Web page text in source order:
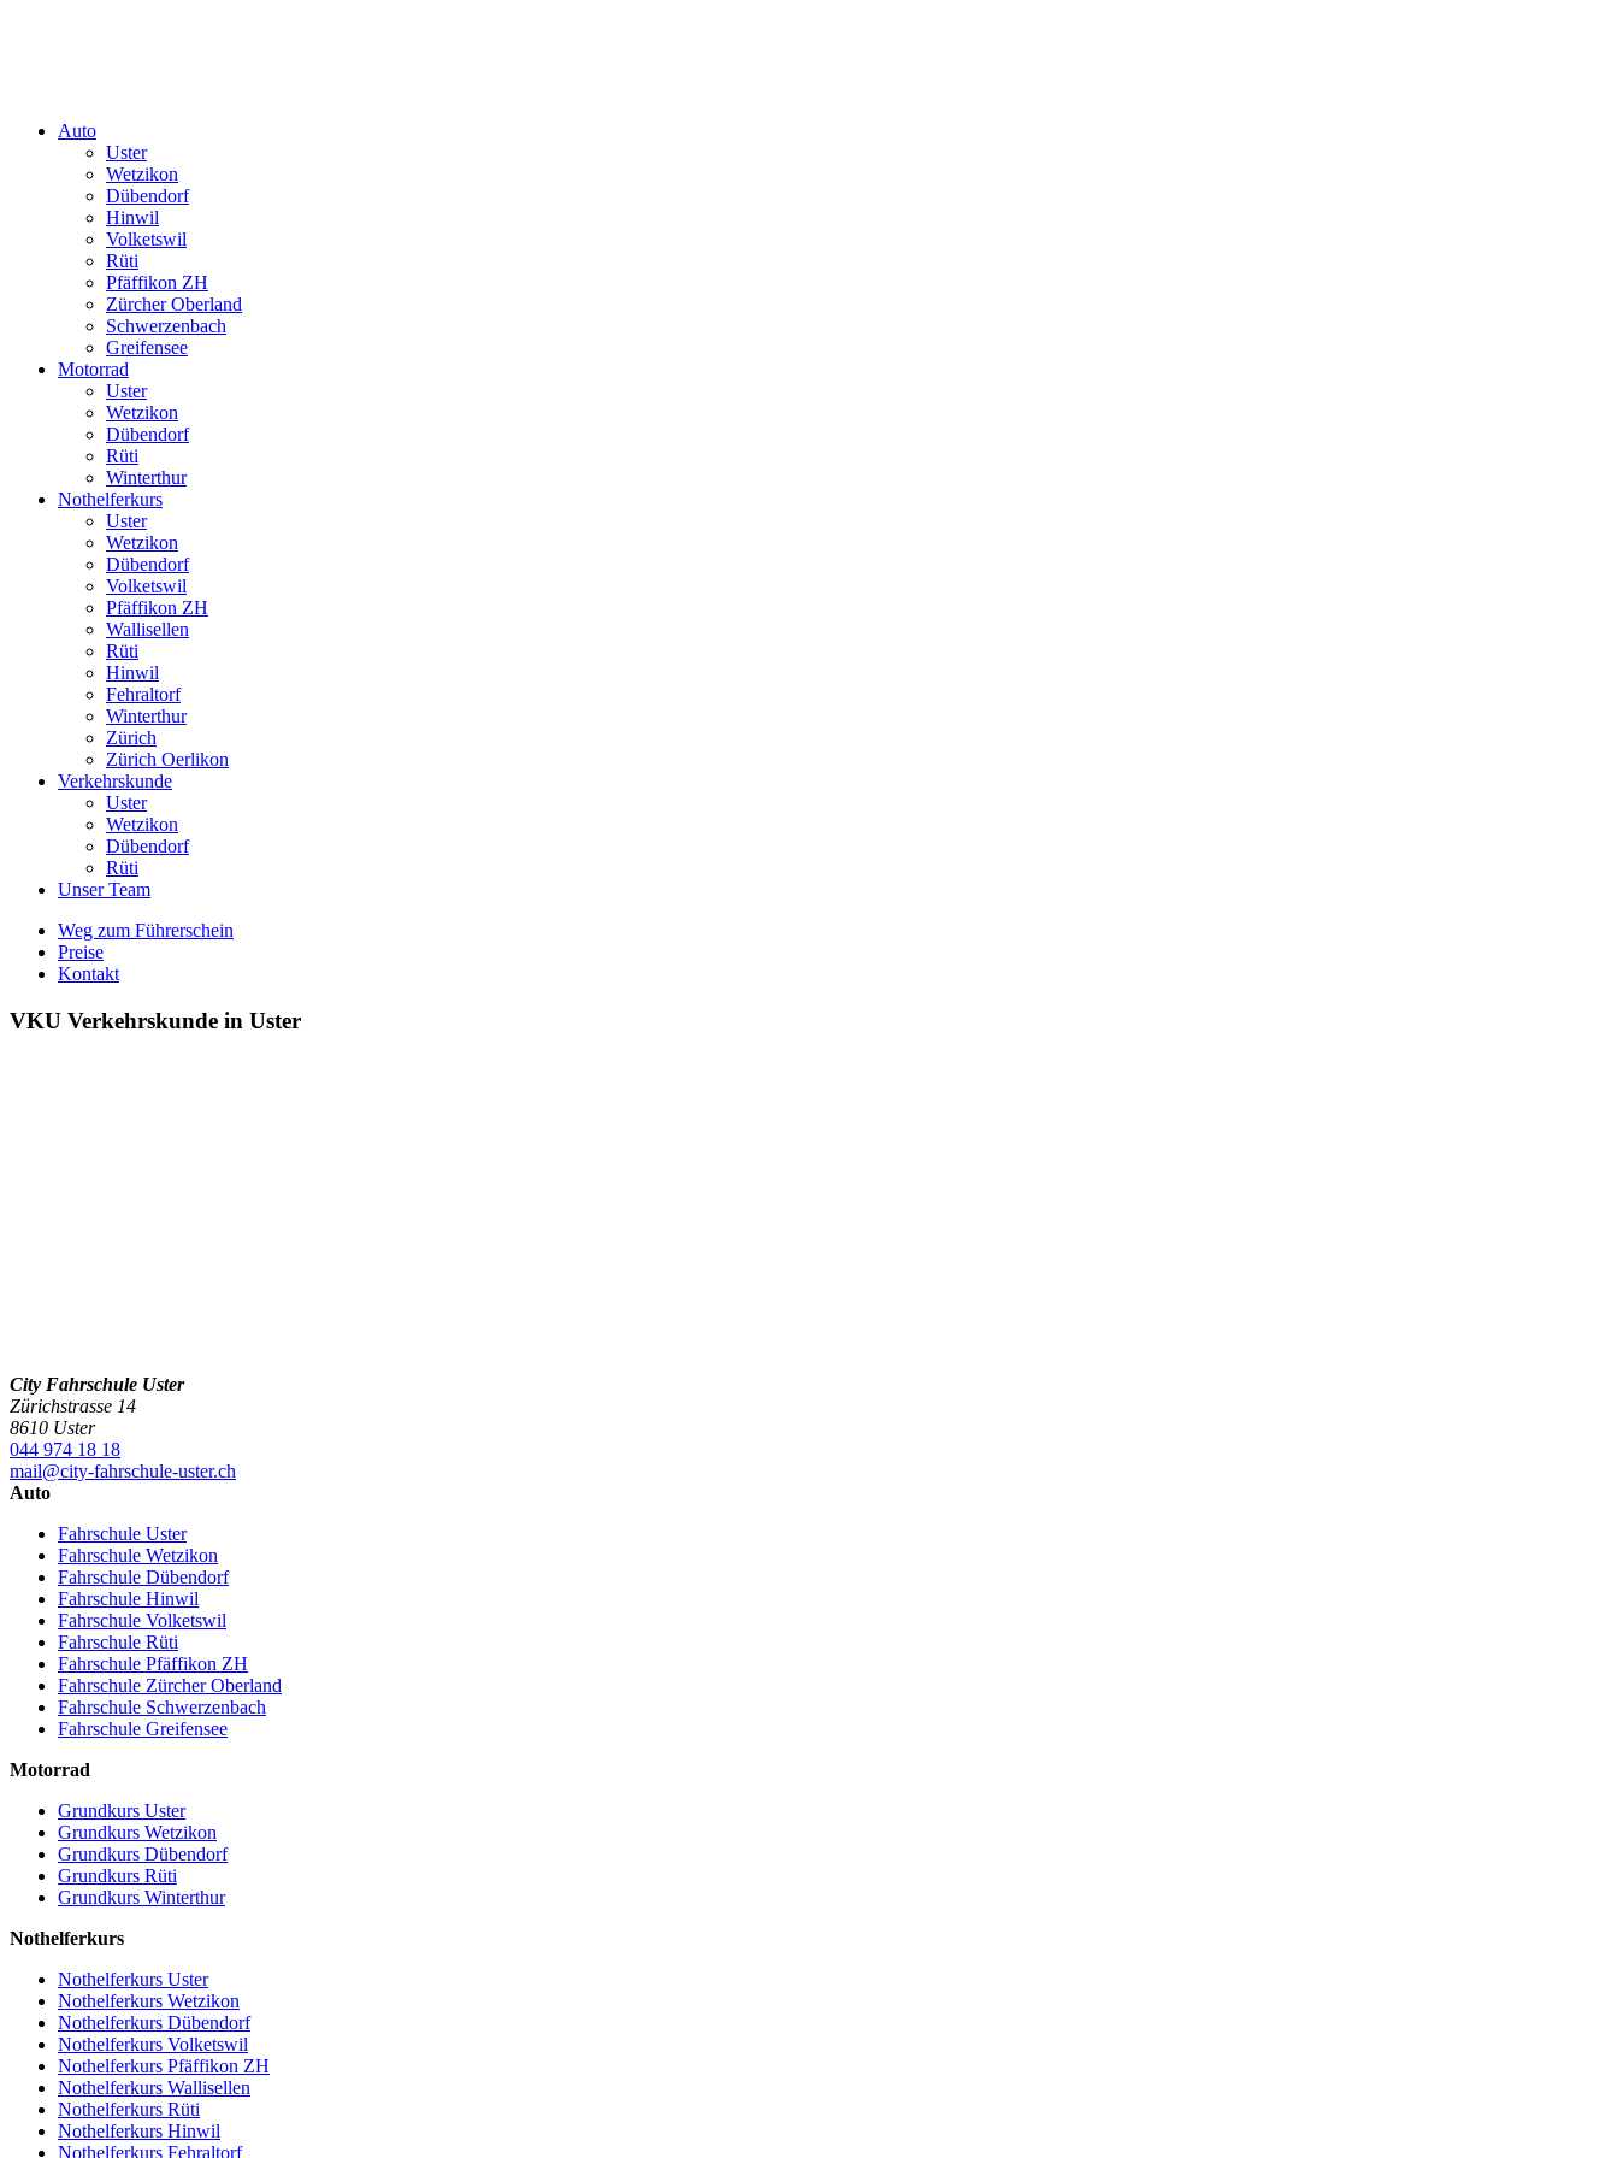
Auto
Uster
Wetzikon
Dübendorf
Hinwil
Volketswil
Rüti
Pfäffikon ZH
Zürcher Oberland
Schwerzenbach
Greifensee
Motorrad
Uster
Wetzikon
Dübendorf
Rüti
Winterthur
Nothelferkurs
Uster
Wetzikon
Dübendorf
Volketswil
Pfäffikon ZH
Wallisellen
Rüti
Hinwil
Fehraltorf
Winterthur
Zürich
Zürich Oerlikon
Verkehrskunde
Uster
Wetzikon
Dübendorf
Rüti
Unser Team
Weg zum Führerschein
Preise
Kontakt
VKU Verkehrskunde in Uster
City Fahrschule Uster
Zürichstrasse 14
8610 Uster
044 974 18 18
mail@city-fahrschule-uster.ch
Auto
Fahrschule Uster
Fahrschule Wetzikon
Fahrschule Dübendorf
Fahrschule Hinwil
Fahrschule Volketswil
Fahrschule Rüti
Fahrschule Pfäffikon ZH
Fahrschule Zürcher Oberland
Fahrschule Schwerzenbach
Fahrschule Greifensee
Motorrad
Grundkurs Uster
Grundkurs Wetzikon
Grundkurs Dübendorf
Grundkurs Rüti
Grundkurs Winterthur
Nothelferkurs
Nothelferkurs Uster
Nothelferkurs Wetzikon
Nothelferkurs Dübendorf
Nothelferkurs Volketswil
Nothelferkurs Pfäffikon ZH
Nothelferkurs Wallisellen
Nothelferkurs Rüti
Nothelferkurs Hinwil
Nothelferkurs Fehraltorf